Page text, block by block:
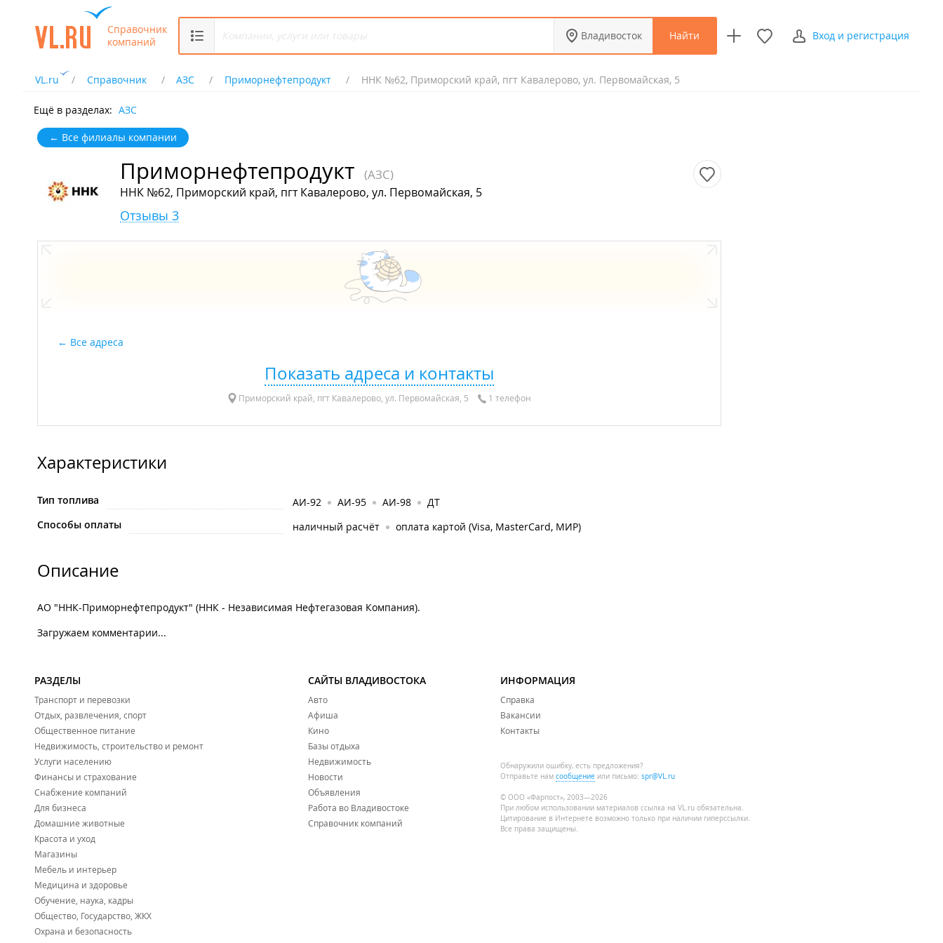
Справочник
компаний
Владивосток Найти Вход и регистрация
VL.ru Справочник АЗС Приморнефтепродукт ННК №62, Приморский край, пгт Кавалерово, ул. Первомайская, 5
Ещё в разделах: АЗС
← Все филиалы компании
Приморнефтепродукт (АЗС)
ННК №62, Приморский край, пгт Кавалерово, ул. Первомайская, 5
Отзывы 3
Все адреса
Показать адреса и контакты
Приморский край, пгт Кавалерово, ул. Первомайская, 5 1 телефон
Характеристики
Тип топлива АИ-92 АИ-95 АИ-98
ДТ
Способы оплаты
наличный расчёт оплата картой (Visa, MasterCard, МИР)
Описание
АО "ННК-Приморнефтепродукт" (ННК - Независимая Нефтегазовая Компания).
Загружаем комментарии...
РАЗДЕЛЫ
Транспорт и перевозки
Отдых, развлечения, спорт
Общественное питание
Недвижимость, строительство и ремонт
Услуги населению
Финансы и страхование
Снабжение компаний
Для бизнеса
Домашние животные
Красота и уход
Магазины
Мебель и интерьер
Медицина и здоровье
Обучение, наука, кадры
Общество, Государство, ЖКХ
Охрана и безопасность
САЙТЫ ВЛАДИВОСТОКА
Авто
Афиша
Кино
Базы отдыха
Недвижимость
Новости
Объявления
Работа во Владивостоке
Справочник компаний
ИНФОРМАЦИЯ
Справка
Вакансии
Контакты
Обнаружили ошибку, есть предложения?
Отправьте нам сообщение или письмо: spr@VL.ru
© ООО «Фарпост», 2003—2026
При любом использовании материалов ссылка на VL.ru обязательна.
Цитирование в Интернете возможно только при наличии гиперссылки.
Все права защищены.